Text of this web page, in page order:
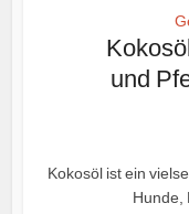
und
Kokosöl ist ein
Hunde,